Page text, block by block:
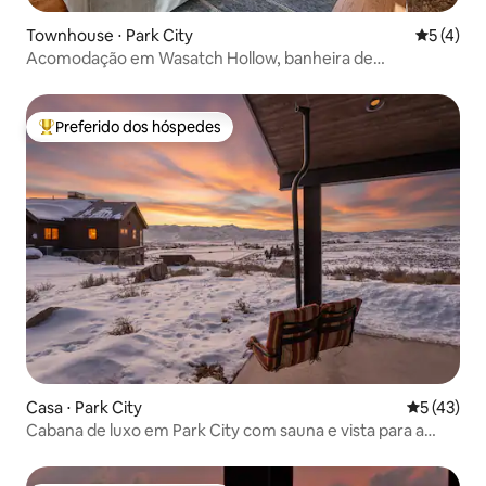
Townhouse ⋅ Park City 5 de
5 (4)
Acomodação em Wasatch Hollow, banheira de
Entre os melhores preferidos dos hóspedes
Preferido dos hóspedes
Casa ⋅ Park City 5 de uma
5 (43)
Cabana de luxo em Park City com sauna e vista para a